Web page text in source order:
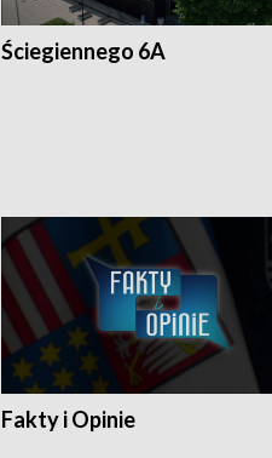
Ściegiennego 6A
Fakty i Opinie